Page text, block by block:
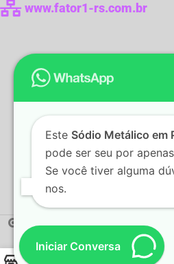
www.fator1-rs.com.br
2022 Fator1 - Produtos para
Este Sódio Metálico em
pode ser seu por apenas
Se você tiver alguma
nos.
Iniciar Conversa